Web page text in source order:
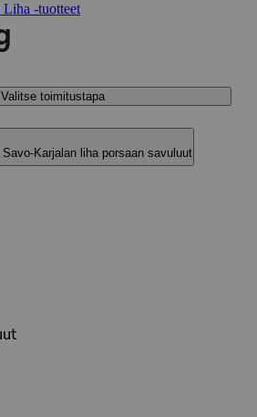
-tuotteet
Valitse toimitustapa
Karjalan liha porsaan savuluut